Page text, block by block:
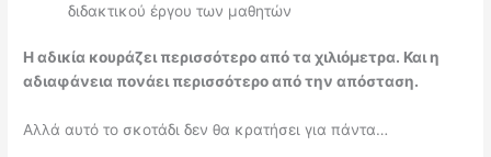
διδακτικού έργου των μαθητών
Η αδικία κουράζει περισσότερο από τα χιλιόμετρα. Και η
αδιαφάνεια πονάει περισσότερο από την απόσταση.
Αλλά αυτό το σκοτάδι δεν θα κρατήσει για πάντα…